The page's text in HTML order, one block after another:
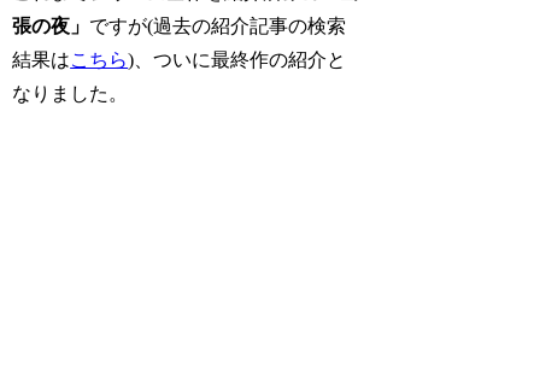
張の夜」 ですが(過去の紹介記事の検索
結果はこちら)、ついに最終作の紹介と
なりました。